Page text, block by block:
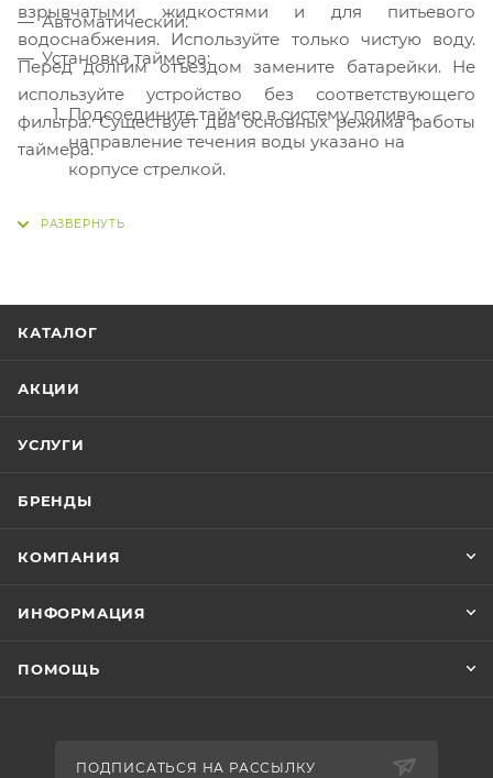
взрывчатыми жидкостями и для питьевого
водоснабжения. Используйте только чистую воду.
Перед долгим отъездом замените батарейки. Не
используйте устройство без соответствующего
фильтра. Существует два основных режима работы
таймера:
Автоматический.
Установка таймера:
Подсоедините таймер в систему полива,
направление течения воды указано на
корпусе стрелкой.
Для новой программы, переключите его в
положение ВЫКЛ.
Таймер не предназначен для эксплуатации при
таймер до холодов.
КАТАЛОГ
АКЦИИ
УСЛУГИ
БРЕНДЫ
КОМПАНИЯ
ИНФОРМАЦИЯ
ПОМОЩЬ
ПОДПИСАТЬСЯ НА РАССЫЛКУ